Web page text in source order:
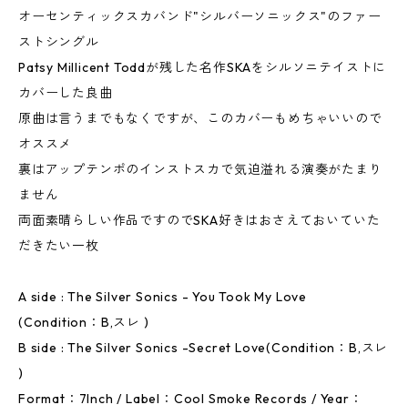
オーセンティックスカバンド"シルバーソニックス"のファー
ストシングル
Patsy Millicent Toddが残した名作SKAをシルソニテイストに
カバーした良曲
原曲は言うまでもなくですが、このカバーもめちゃいいので
オススメ
裏はアップテンポのインストスカで気迫溢れる演奏がたまり
ません
両面素晴らしい作品ですのでSKA好きはおさえておいていた
だきたい一枚
A side : The Silver Sonics - You Took My Love
(Condition：B,スレ )
B side : The Silver Sonics -Secret Love(Condition：B,スレ
)
Format：7Inch / Label：Cool Smoke Records / Year：